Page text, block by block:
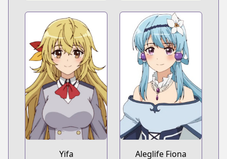
Yifa
Aleglife Fiona